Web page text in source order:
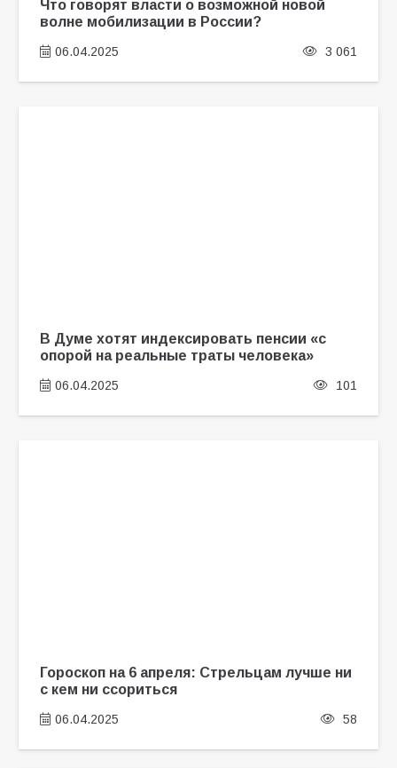
Что говорят власти о возможной новой
волне мобилизации в России?
06.04.2025 3 061
В Думе хотят индексировать пенсии «с
опорой на реальные траты человека»
06.04.2025 101
Гороскоп на 6 апреля: Стрельцам лучше ни
с кем ни ссориться
06.04.2025 58